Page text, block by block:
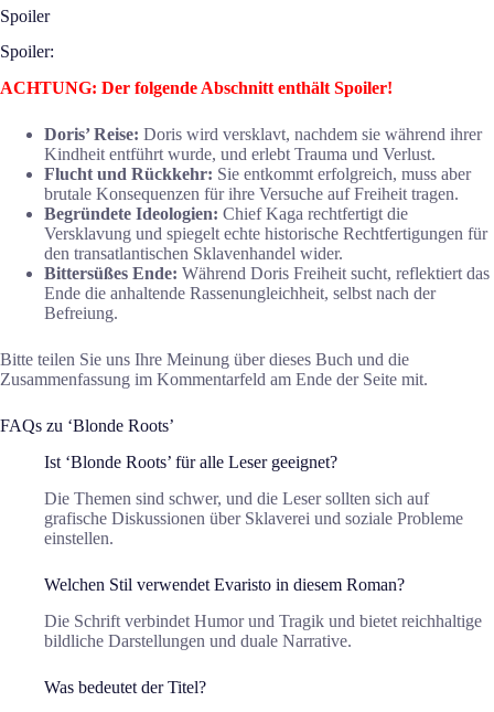
Spoiler
Spoiler:
ACHTUNG: Der folgende Abschnitt enthält Spoiler!
Doris’ Reise: Doris wird versklavt, nachdem sie während ihrer
Kindheit entführt wurde, und erlebt Trauma und Verlust.
Flucht und Rückkehr: Sie entkommt erfolgreich, muss aber
brutale Konsequenzen für ihre Versuche auf Freiheit tragen.
Begründete Ideologien: Chief Kaga rechtfertigt die
Versklavung und spiegelt echte historische Rechtfertigungen für
den transatlantischen Sklavenhandel wider.
Bittersüßes Ende: Während Doris Freiheit sucht, reflektiert das
Ende die anhaltende Rassenungleichheit, selbst nach der
Befreiung.
Bitte teilen Sie uns Ihre Meinung über dieses Buch und die
Zusammenfassung im Kommentarfeld am Ende der Seite mit.
FAQs zu ‘Blonde Roots’
Ist ‘Blonde Roots’ für alle Leser geeignet?
Die Themen sind schwer, und die Leser sollten sich auf
grafische Diskussionen über Sklaverei und soziale Probleme
einstellen.
Welchen Stil verwendet Evaristo in diesem Roman?
Die Schrift verbindet Humor und Tragik und bietet reichhaltige
bildliche Darstellungen und duale Narrative.
Was bedeutet der Titel?